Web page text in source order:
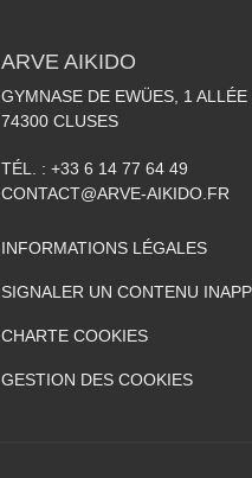
ARVE AIKIDO
GYMNASE DE EWÜES, 1
74300 CLUSES
TÉL. : +33 6 14 77 64 49
CONTACT@ARVE-AIKIDO.FR
INFORMATIONS LÉGALES
SIGNALER UN CONTENU
CHARTE COOKIES
GESTION DES COOKIES